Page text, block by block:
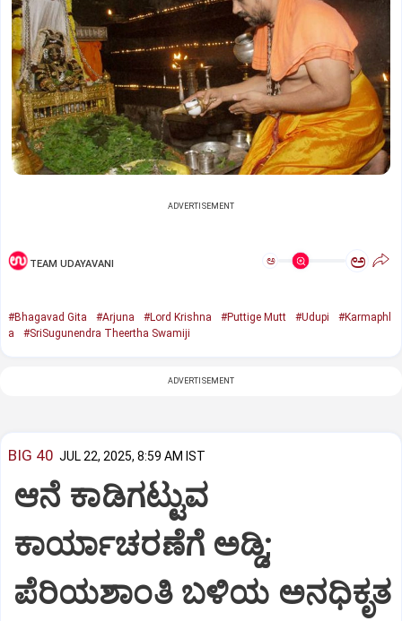
ADVERTISEMENT
TEAM UDAYAVANI ಅ ಅ
#Bhagavad Gita #Arjuna #Lord Krishna #Puttige Mutt #Udupi
#Karmaphl
a
#SriSugunendra Theertha Swamiji
ADVERTISEMENT
BIG 40 JUL 22, 2025, 8:59 AM IST
ಆನೆ ಕಾಡಿಗಟ್ಟುವ
ಕಾರ್ಯಾಚರಣೆಗೆ ಅಡ್ಡಿ;
ಪೆರಿಯಶಾಂತಿ ಬಳಿಯ ಅನಧಿಕೃತ